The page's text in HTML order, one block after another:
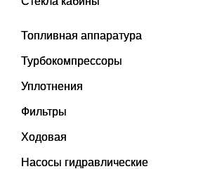
Топливная аппаратура
Турбокомпрессоры
Уплотнения
Фильтры
Ходовая
Насосы гидравлические